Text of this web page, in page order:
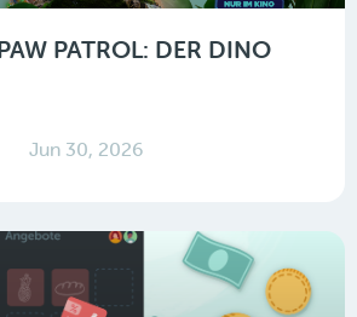
PATROL: DER DINO
Jun 30, 2026